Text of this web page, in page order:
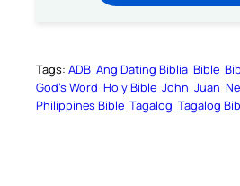
Tags: ADB Ang Dating Biblia Bible
God’s Word Holy Bible John Juan
Philippines Bible Tagalog Tagalog